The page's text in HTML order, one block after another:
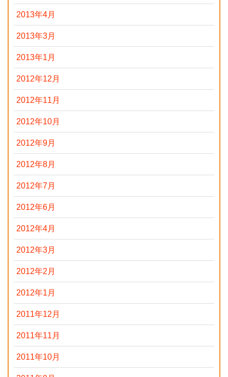
2013年4月
2013年3月
2013年1月
2012年12月
2012年11月
2012年10月
2012年9月
2012年8月
2012年7月
2012年6月
2012年4月
2012年3月
2012年2月
2012年1月
2011年12月
2011年11月
2011年10月